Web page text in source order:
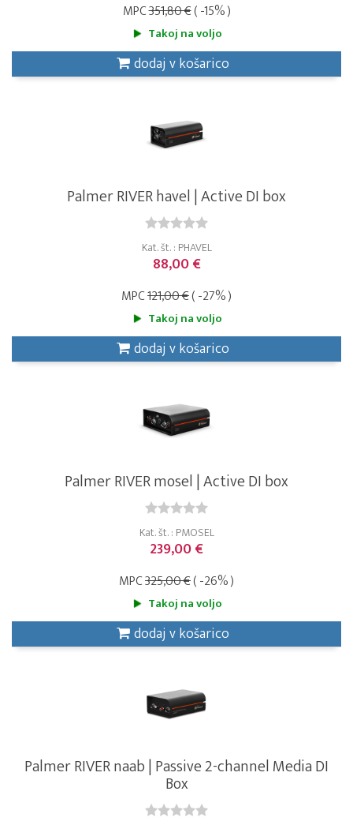
MPC351,80 €( -15% )
Takoj na voljo
dodaj v košarico
Palmer RIVER havel | Active DI box
Kat. št. : PHAVEL
88,00 €
MPC121,00 €( -27% )
Takoj na voljo
dodaj v košarico
Palmer RIVER mosel | Active DI box
Kat. št. : PMOSEL
239,00 €
MPC325,00 €( -26% )
Takoj na voljo
dodaj v košarico
Palmer RIVER naab | Passive 2-channel Media DI
Box